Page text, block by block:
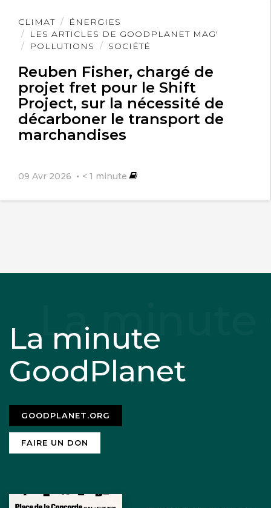
CLIMAT
ÉNERGIES
LES ARTICLES DE GOODPLANET MAG'
POLLUTIONS
SOCIÉTÉ
Reuben Fisher, chargé de
projet fret pour le Shift
Project, sur la nécessité de
décarboner le transport de
marchandises
09 Avr 2026 < 1 minute
Lire
l'article
La minute
GoodPlanet
GOODPLANET.ORG
FAIRE UN DON